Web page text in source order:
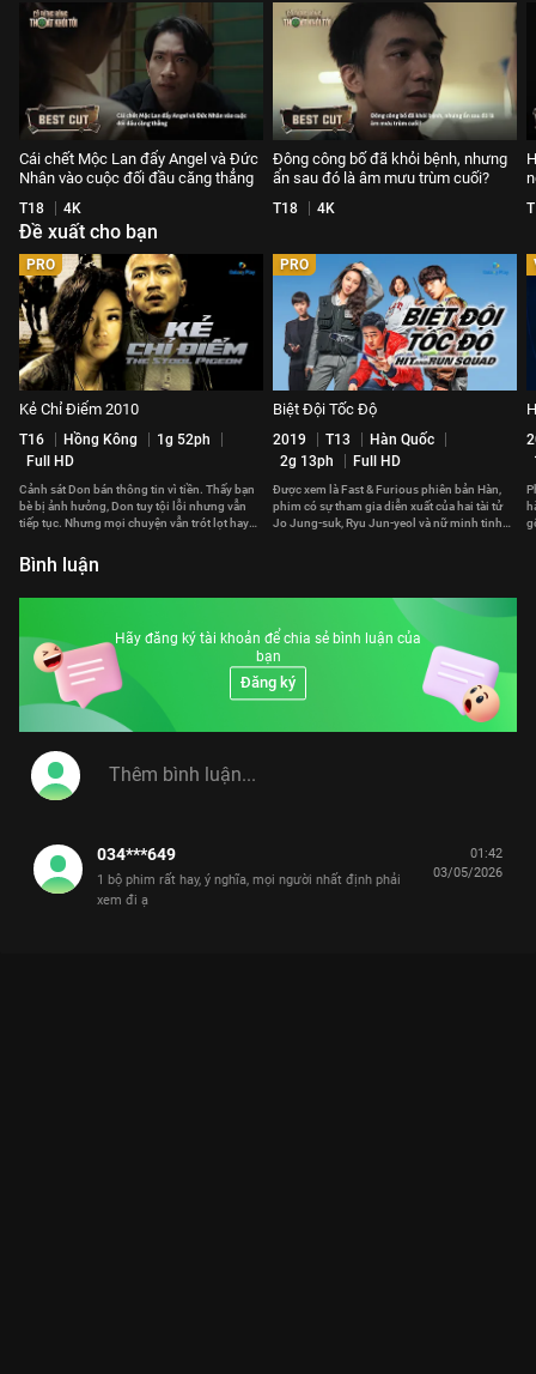
Cái chết Mộc Lan đẩy Angel và Đức
Nhân vào cuộc đối đầu căng thẳng
T18 4K
Đông công bố đã khỏi bệnh, nhưng
ẩn sau đó là âm mưu trùm cuối?
T18 4K
Đề xuất cho bạn
PRO
Kẻ Chỉ Điểm 2010
T16 Hồng Kông
1g 52ph
Full HD
Cảnh sát Don bán thông tin vì tiền. Thấy bạn
bè bị ảnh hưởng, Don tuy tội lỗi nhưng vẫn
tiếp tục. Nhưng mọi chuyện vẫn trót lọt hay
PRO
Biệt Đội Tốc Độ
2019 T13
Hàn Quốc
2g 13ph
Full HD
Được xem là Fast & Furious phiên bản Hàn,
phim có sự tham gia diễn xuất của hai tài tử
Jo Jung-suk, Ryu Jun-yeol và nữ minh tinh
Bình luận
Hãy đăng ký tài khoản để chia sẻ bình luận của
bạn
Đăng ký
034***649
1 bộ phim rất hay, ý nghĩa, mọi người nhất định phải
xem đi ạ
01:42
03/05/2026